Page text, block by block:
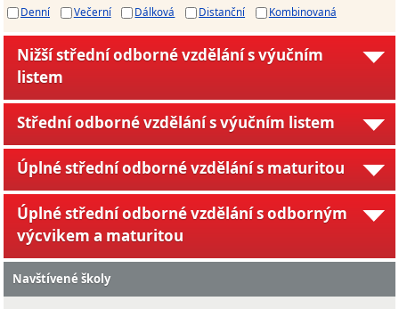
Denní
Večerní Dálková Distanční Kombinovaná
Nižší střední odborné vzdělání s výučním
listem
Střední odborné vzdělání s výučním listem
Úplné střední odborné vzdělání s maturitou
Úplné střední odborné vzdělání s odborným
výcvikem a maturitou
Navštívené školy